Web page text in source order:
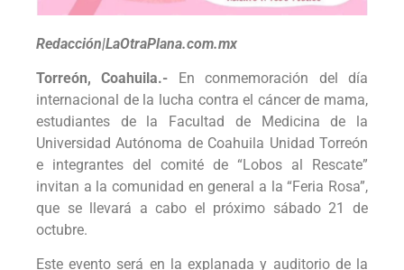
Redacción|LaOtraPlana.com.mx
Torreón, Coahuila.- En conmemoración del día
internacional de la lucha contra el cáncer de mama,
estudiantes de la Facultad de Medicina de la
Universidad Autónoma de Coahuila Unidad Torreón
e integrantes del comité de “Lobos al Rescate”
invitan a la comunidad en general a la “Feria Rosa”,
que se llevará a cabo el próximo sábado 21 de
octubre.
Este evento será en la explanada y auditorio de la